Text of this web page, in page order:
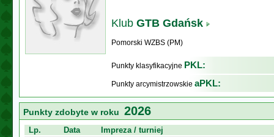
Klub GTB Gdańsk
Pomorski WZBS (PM)
Punkty klasyfikacyjne PKL:
Punkty arcymistrzowskie aPKL:
Punkty zdobyte w roku 2026
Lp. Data Impreza / turniej